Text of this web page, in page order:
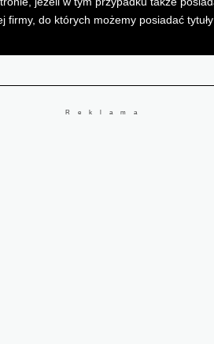
firmy, do których możemy posiadać
Reklama